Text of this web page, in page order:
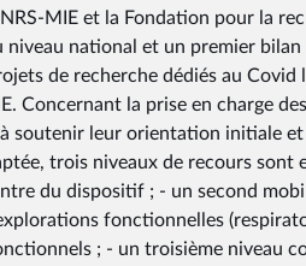
MIE et la Fondation pour la
national et un premier bilan
de recherche dédiés au Covid
Concernant la prise en charge
soutenir leur orientation initiale
trois niveaux de recours sont
du dispositif ; - un second
fonctionnelles
; - un troisième niveau